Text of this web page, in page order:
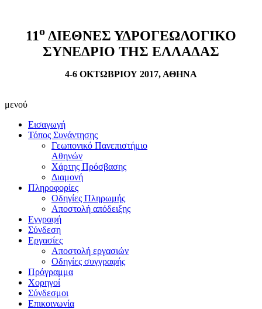
11ο ΔΙΕΘΝΕΣ ΥΔΡΟΓΕΩΛΟΓΙΚΟ
ΣΥΝΕΔΡΙΟ ΤΗΣ ΕΛΛΑΔΑΣ
4-6 ΟΚΤΩΒΡΙΟΥ 2017, ΑΘΗΝΑ
μενού
Εισαγωγή
Τόπος Συνάντησης
Γεωπονικό Πανεπιστήμιο
Αθηνών
Χάρτης Πρόσβασης
Διαμονή
Πληροφορίες
Οδηγίες Πληρωμής
Αποστολή απόδειξης
Εγγραφή
Σύνδεση
Εργασίες
Αποστολή εργασιών
Οδηγίες συγγραφής
Πρόγραμμα
Χορηγοί
Σύνδεσμοι
Επικοινωνία